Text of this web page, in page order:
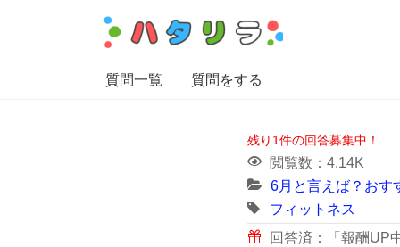
質問一覧 質問をする
残り1件の回答募集中！
閲覧数：4.14K
6月と言えば？おす
フィットネス
回答済：「報酬UP